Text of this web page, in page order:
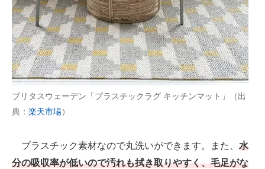
ブリタスウェーデン「プラスチックラグ キッチンマット」（出
典： 楽天市場）
プラスチック素材なので丸洗いができます。また、 水
分の吸収率が低いので汚れも拭き取りやすく、毛足がな